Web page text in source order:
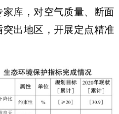
库，对空气质量、断面
出地区，开展定点精准